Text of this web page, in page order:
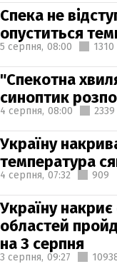
Спека не
опуститься
5 серпня, 08:00 1310
"Спекотна
синоптик
4 серпня, 08:00 2339
Україну
температура
4 серпня, 07:32 909
Україну
областей
на 3 серпня
3 серпня, 09:27